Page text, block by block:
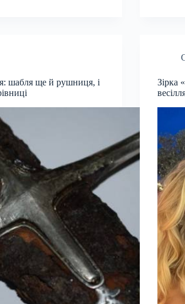
шабля ще й рушниця, і
Зірка